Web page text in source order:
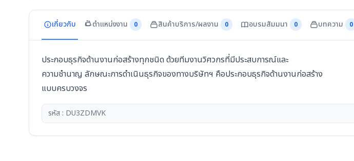
เกี่ยวกับ ตำแหน่งงาน 0 สินค้าบริการ/ผลงาน 0 อบรมสัมมนา 0 บทความ 0
ประกอบธุรกิจด้านงานก่อสร้างทุกชนิด ด้วยทีมงานวิศวกรที่มีประสบการณ์และ
ความชำนาญ ลักษณะการดำเนินธุรกิจของทางบริษัทฯ คือประกอบธุรกิจด้านงานก่อสร้าง
แบบครบวงจร
รหัส : DU3ZDMVK